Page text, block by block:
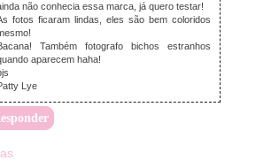
não conhecia essa marca, já quero testar!
fotos ficaram lindas, eles são bem coloridos
Também fotografo bichos estranhos
aparecem haha!
Lye